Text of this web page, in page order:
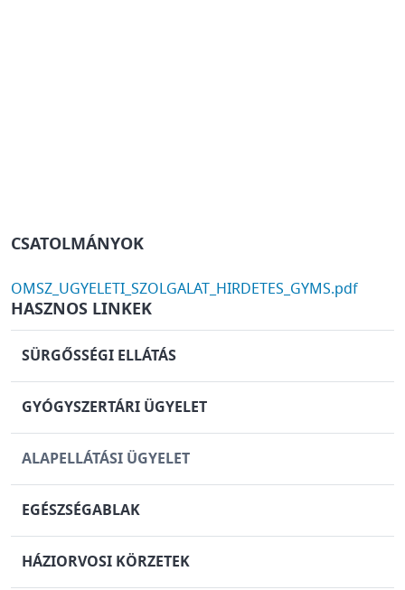
CSATOLMÁNYOK
DOCUMENT
OMSZ_UGYELETI_SZOLGALAT_HIRDETES_GYMS.pdf
HASZNOS LINKEK
SÜRGŐSSÉGI ELLÁTÁS
GYÓGYSZERTÁRI ÜGYELET
ALAPELLÁTÁSI ÜGYELET
EGÉSZSÉGABLAK
HÁZIORVOSI KÖRZETEK